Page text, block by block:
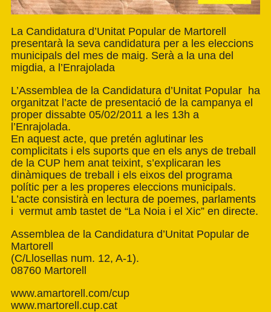
La Candidatura d’Unitat Popular de Martorell
presentarà la seva candidatura per a les eleccions
municipals del mes de maig. Serà a la una del
migdia, a l’Enrajolada
L’Assemblea de la Candidatura d’Unitat Popular ha
organitzat l’acte de presentació de la campanya el
proper dissabte 05/02/2011 a les 13h a
l’Enrajolada.
En aquest acte, que pretén aglutinar les
complicitats i els suports que en els anys de treball
de la CUP hem anat teixint, s’explicaran les
dinàmiques de treball i els eixos del programa
polític per a les properes eleccions municipals.
L’acte consistirà en lectura de poemes, parlaments
i vermut amb tastet de “La Noia i el Xic” en directe.
Assemblea de la Candidatura d’Unitat Popular de
Martorell
(C/Llosellas num. 12, A-1).
08760 Martorell
www.amartorell.com/cup
www.martorell.cup.cat